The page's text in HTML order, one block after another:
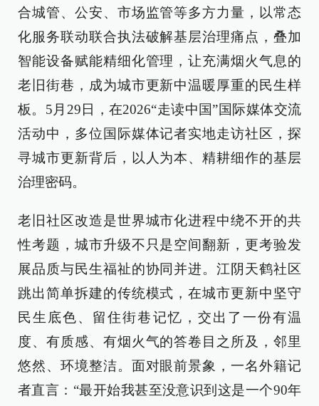
合城管、公安、市场监管等多方力量，以常态
化服务联动联合执法破解基层治理痛点，叠加
智能设备赋能精细化管理，让充满烟火气息的
老旧街巷，成为城市更新中温暖厚重的民生样
板。5月29日，在2026“走读中国”国际媒体交流
活动中，多位国际媒体记者实地走访社区，探
寻城市更新背后，以人为本、精耕细作的基层
治理密码。
老旧社区改造是世界城市化进程中绕不开的共
性考题，城市升级不只是空间翻新，更考验发
展品质与民生福祉的协同并进。江阴天鹤社区
跳出简单拆建的传统模式，在城市更新中坚守
民生底色、留住街巷记忆，交出了一份有温
度、有质感、有烟火气的答卷目之所及，邻里
悠然、环境整洁。面对眼前景象，一名外籍记
者直言：“最开始我甚至没意识到这是一个90年